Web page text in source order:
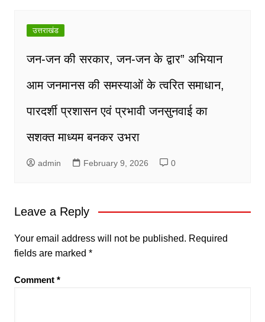
उत्तराखंड
जन-जन की सरकार, जन-जन के द्वार” अभियान
आम जनमानस की समस्याओं के त्वरित समाधान,
पारदर्शी प्रशासन एवं प्रभावी जनसुनवाई का
सशक्त माध्यम बनकर उभरा
admin February 9, 2026 0
Leave a Reply
Your email address will not be published. Required
fields are marked *
Comment *